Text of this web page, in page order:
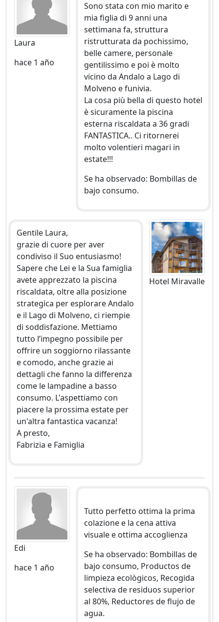
Laura
hace 1 año
Sono stata con mio marito e
mia figlia di 9 anni una
settimana fa, struttura
ristrutturata da pochissimo,
belle camere, personale
gentilissimo e poi è molto
vicino da Andalo a Lago di
Molveno e funivia.
La cosa più bella di questo hotel
è sicuramente la piscina
esterna riscaldata a 36 gradi
FANTASTICA.. Ci ritornerei
molto volentieri magari in
estate!!!
Se ha observado: Bombillas de
bajo consumo.
Gentile Laura,
grazie di cuore per aver
condiviso il Suo entusiasmo!
Sapere che Lei e la Sua famiglia
avete apprezzato la piscina
riscaldata, oltre alla posizione
strategica per esplorare Andalo
e il Lago di Molveno, ci riempie
di soddisfazione. Mettiamo
tutto l’impegno possibile per
offrire un soggiorno rilassante
e comodo, anche grazie ai
dettagli che fanno la differenza
come le lampadine a basso
consumo. L'aspettiamo con
piacere la prossima estate per
un'altra fantastica vacanza!
A presto,
Fabrizia e Famiglia
Hotel Miravalle
Edi
hace 1 año
Tutto perfetto ottima la prima
colazione e la cena attiva
visuale e ottima accoglienza
Se ha observado: Bombillas de
bajo consumo, Productos de
limpieza ecològicos, Recogida
selectiva de residuos superior
al 80%, Reductores de flujo de
agua.